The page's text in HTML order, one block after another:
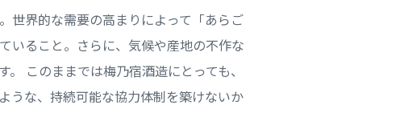
世界的な需要の高まりによって「あらご
いること。さらに、気候や産地の不作な
このままでは梅乃宿酒造にとっても、
うな、持続可能な協力体制を築けないか